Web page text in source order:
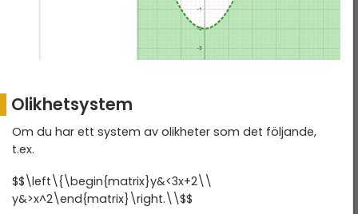
Olikhetsystem
Om du har ett system av olikheter som det följande,
t.ex.
$$\left\{\begin{matrix}y&<3x+2\\
y&>x^2\end{matrix}\right.\\$$